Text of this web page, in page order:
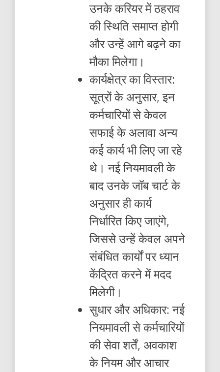
उनके करियर में ठहराव
की स्थिति समाप्त होगी
और उन्हें आगे बढ़ने का
मौका मिलेगा।
कार्यक्षेत्र का विस्तार:
सूत्रों के अनुसार, इन
कर्मचारियों से केवल
सफाई के अलावा अन्य
कई कार्य भी लिए जा रहे
थे। नई नियमावली के
बाद उनके जॉब चार्ट के
अनुसार ही कार्य
निर्धारित किए जाएंगे,
जिससे उन्हें केवल अपने
संबंधित कार्यों पर ध्यान
केंद्रित करने में मदद
मिलेगी।
सुधार और अधिकार: नई
नियमावली से कर्मचारियों
की सेवा शर्तें, अवकाश
के नियम और आचार